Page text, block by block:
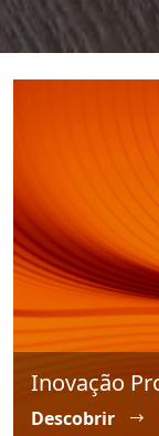
Inovação
Descobrir